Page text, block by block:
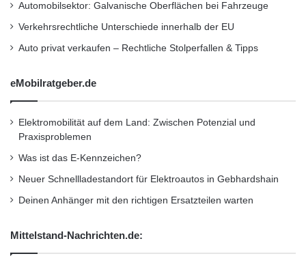
Bereits in der Entwicklung des Prototypen
wurden viele externe Fachleute beigezogen,
die in ihrem Gebiet über eine grosse Erfahrung
verfügen. So z.B. auch Fachleute für
Materialien und Beschichtungen neben
allgemeinen Motorenfachleuten.
konnten die nicht zu unterschätzenden Kosten
finanziert werden. Allein die Patentkosten für
Automobilsektor: Galvanische Oberflächen bei Fahrzeuge
Verkehrsrechtliche Unterschiede innerhalb der EU
Auto privat verkaufen – Rechtliche Stolperfallen & Tipps
eMobilratgeber.de
Elektromobilität auf dem Land: Zwischen Potenzial und
Praxisproblemen
Was ist das E-Kennzeichen?
Neuer Schnellladestandort für Elektroautos in Gebhardshain
Deinen Anhänger mit den richtigen Ersatzteilen warten
Mittelstand-Nachrichten.de: